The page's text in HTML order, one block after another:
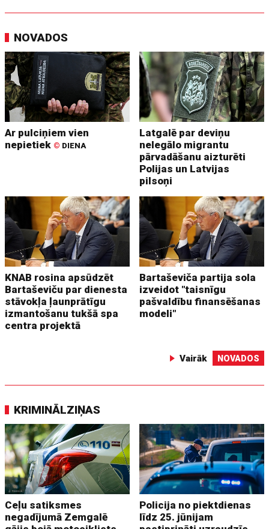
NOVADOS
Ar pulciņiem vien
nepietiek © DIENA
Latgalē par deviņu
nelegālo migrantu
pārvadāšanu aizturēti
Polijas un Latvijas
pilsoņi
KNAB rosina apsūdzēt
Bartaševiču par dienesta
stāvokļa ļaunprātīgu
izmantošanu tukšā spa
centra projektā
Bartaševiča partija sola
izveidot "taisnīgu
pašvaldību finansēšanas
modeli"
Vairāk NOVADOS
KRIMINĀLZIŅAS
Ceļu satiksmes
negadījumā Zemgalē
Policija no piektdienas
līdz 25. jūnijam